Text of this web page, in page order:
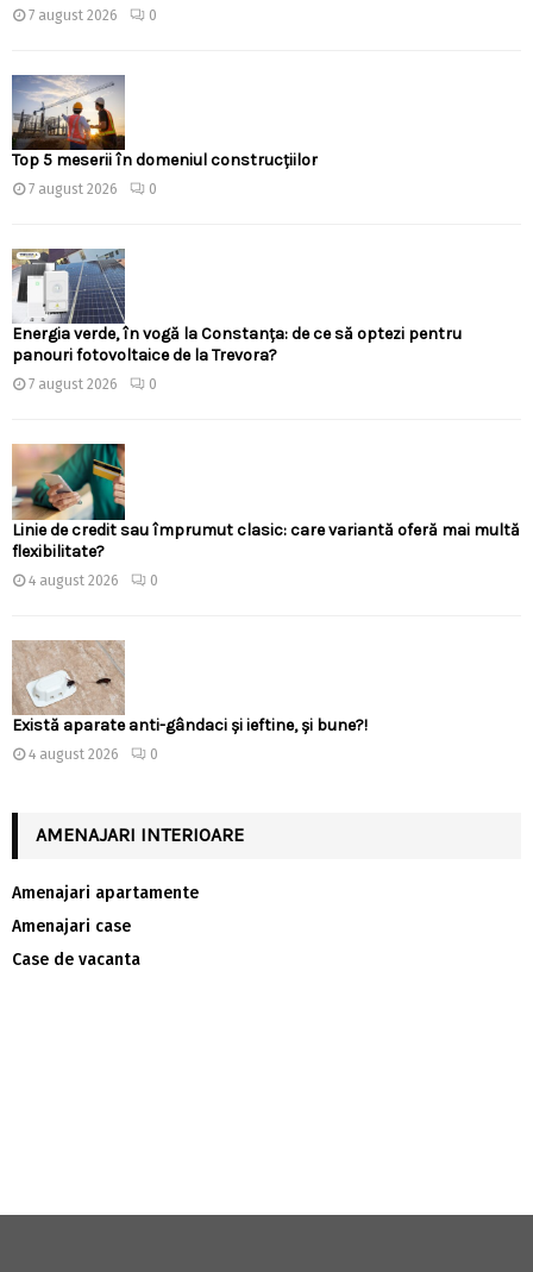
7 august 2026 0
Top 5 meserii în domeniul construcțiilor
7 august 2026 0
Energia verde, în vogă la Constanța: de ce să optezi pentru
panouri fotovoltaice de la Trevora?
7 august 2026 0
Linie de credit sau împrumut clasic: care variantă oferă mai multă
flexibilitate?
4 august 2026 0
Există aparate anti-gândaci și ieftine, și bune?!
4 august 2026 0
AMENAJARI INTERIOARE
Amenajari apartamente
Amenajari case
Case de vacanta